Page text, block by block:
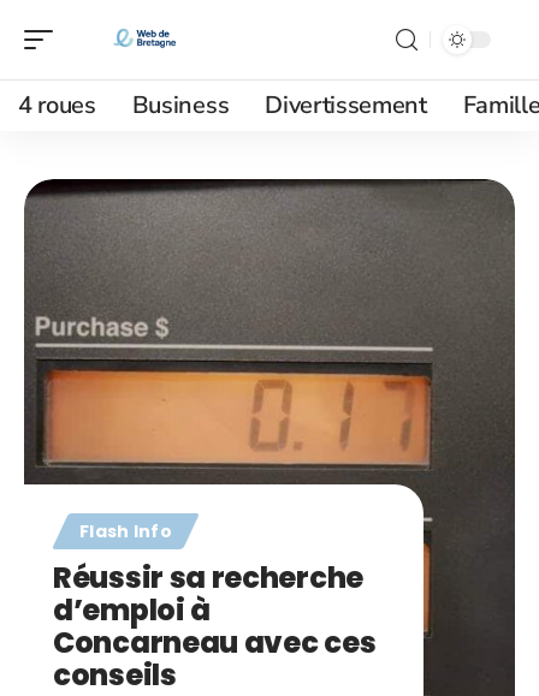
4 roues Business Divertissement
Flash Info
Réussir sa recherche
d’emploi à
Concarneau avec ces
conseils